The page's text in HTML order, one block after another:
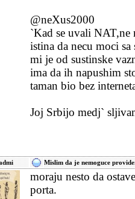
@neXus2000
`Kad se uvali NAT,ne
istina da necu moci
mi je od sustinske
ima da ih napushim
taman bio bez
Joj Srbijo medj`
Mislim da je nemoguce
moraju nesto da
porta.